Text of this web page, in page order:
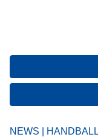
NEWS | HANDBALL